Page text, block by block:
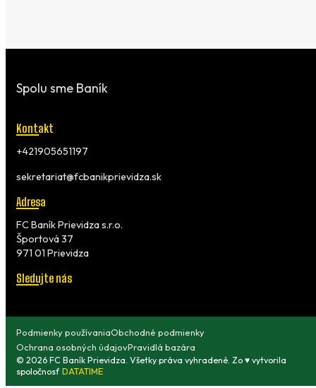
Spolu sme Baník
Kontakt
+421905651197
sekretariat@fcbanikprievidza.sk
Adresa
FC Baník Prievidza s.r.o.
Športová 37
971 01 Prievidza
Sledujte nás
© 2026 FC Baník Prievidza. Všetky práva vyhradené. Zo ♥ vytvorila
spoločnosť DATATIME
Podmienky používaniaObchodné podmienky
Ochrana osobných údajovPravidlá bazára